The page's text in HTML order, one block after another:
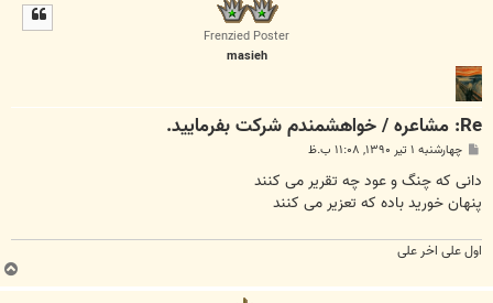
Frenzied Poster
masieh
Re: مشاعره / خواهشمندم شرکت بفرماييد.
پ
ت
چهارشنبه ۱ تیر ۱۳۹۰, ۱۱:۰۸ ب.ظ
دانی که چنگ و عود چه تقریر می کنند
پنهان خورید باده که تعزیر می کنند
اول علی اخر علی
ب
ا